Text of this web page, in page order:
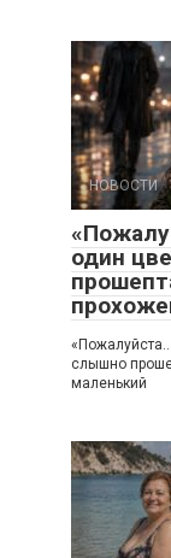
НОВОСТИ
один
слышно
маленький